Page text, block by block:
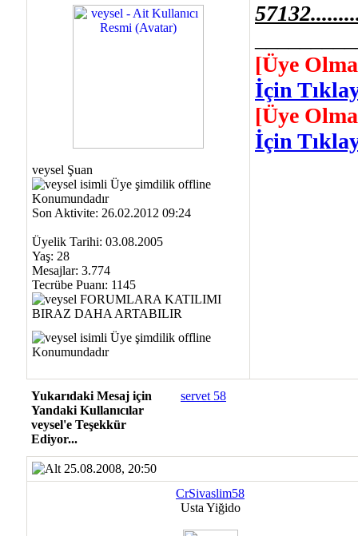
veysel Şuan
Son Aktivite: 26.02.2012 09:24
Üyelik Tarihi: 03.08.2005
Yaş: 28
Mesajlar: 3.774
Tecrübe Puanı: 1145
[Üye
İçin
[Üye
İçin
Yukarıdaki Mesaj için
Yandaki Kullanıcılar
veysel'e Teşekkür
Ediyor...
servet 58
25.08.2008, 20:50
CrSivaslim58
Usta Yiğido